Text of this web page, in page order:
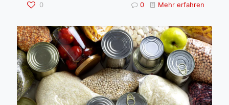
0 0 Mehr erfahren